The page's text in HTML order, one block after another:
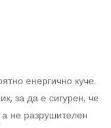
енергично куче.
за да е сигурен, че
а не разрушителен